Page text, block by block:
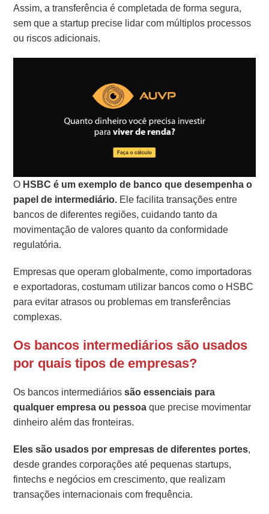
Assim, a transferência é completada de forma segura,
sem que a startup precise lidar com múltiplos processos
ou riscos adicionais.
O HSBC é um exemplo de banco que desempenha o
papel de intermediário. Ele facilita transações entre
bancos de diferentes regiões, cuidando tanto da
movimentação de valores quanto da conformidade
regulatória.
Empresas que operam globalmente, como importadoras
e exportadoras, costumam utilizar bancos como o HSBC
para evitar atrasos ou problemas em transferências
complexas.
Os bancos intermediários são usados
por quais tipos de empresas?
Os bancos intermediáriossão essenciais para
qualquer empresa ou pessoaque precise movimentar
dinheiro além das fronteiras.
Eles são usados por empresas de diferentes portes,
desde grandes corporações até pequenas startups,
fintechs e negócios em crescimento, que realizam
transações internacionais com frequência.